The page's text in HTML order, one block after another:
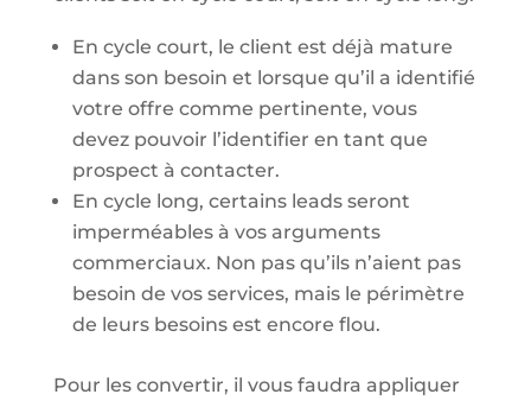
En cycle court, le client est déjà mature
dans son besoin et lorsque qu’il a identifié
votre offre comme pertinente, vous
devez pouvoir l’identifier en tant que
prospect à contacter.
En cycle long, certains leads seront
imperméables à vos arguments
commerciaux. Non pas qu’ils n’aient pas
besoin de vos services, mais le périmètre
de leurs besoins est encore flou.
Pour les convertir, il vous faudra appliquer